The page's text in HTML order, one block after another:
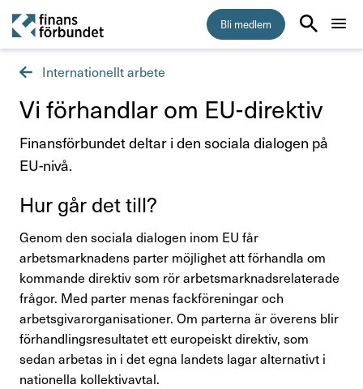
Bli medlem
Press & opinion
Presskontakt
Pressmeddelanden
Internationellt arbete
Vi förhandlar om EU-direktiv
Finansförbundet deltar i den sociala dialogen på
EU-nivå.
Hur går det till?
Genom den sociala dialogen inom EU får
arbetsmarknadens parter möjlighet att förhandla om
kommande direktiv som rör arbetsmarknadsrelaterade
frågor. Med parter menas fackföreningar och
arbetsgivarorganisationer. Om parterna är överens blir
förhandlingsresultatet ett europeiskt direktiv, som
sedan arbetas in i det egna landets lagar alternativt i
nationella kollektivavtal.